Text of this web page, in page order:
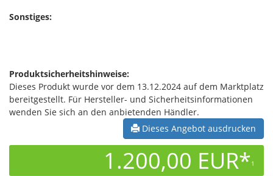
Sonstiges:
Produktsicherheitshinweise:
Dieses Produkt wurde vor dem 13.12.2024 auf dem Marktplatz
bereitgestellt. Für Hersteller- und Sicherheitsinformationen
wenden Sie sich an den anbietenden Händler.
Dieses Angebot ausdrucken
1.200,00 EUR*1